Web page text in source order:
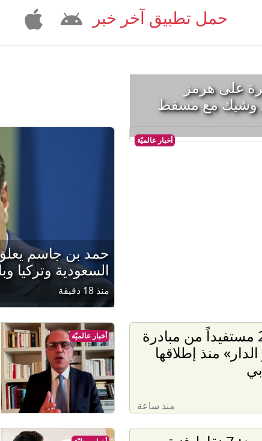
حمل تطبيق آخر خبر
أخبار عالميّة
على هرمز
وشيك مع مسقط
حمد بن جاسم
السعودية وتركيا
منذ 18 دقيقة
2574 مستفيداً من مبادرة
منذ إطلاقها
منذ ساعة
أخبار عالميّة